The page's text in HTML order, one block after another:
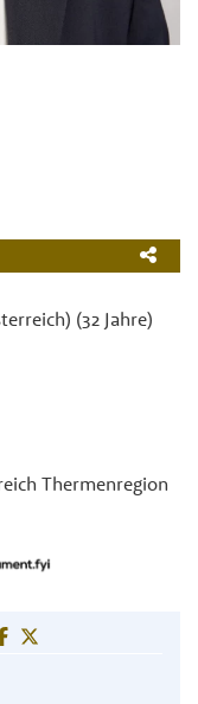
(32 Jahre)
Thermenregion